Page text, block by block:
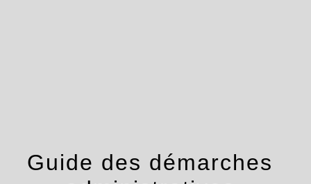
Guide des démarches